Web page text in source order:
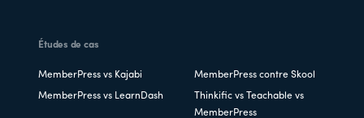
Études de cas
MemberPress vs Kajabi MemberPress contre Skool
MemberPress vs LearnDash
Thinkific vs Teachable vs
MemberPress